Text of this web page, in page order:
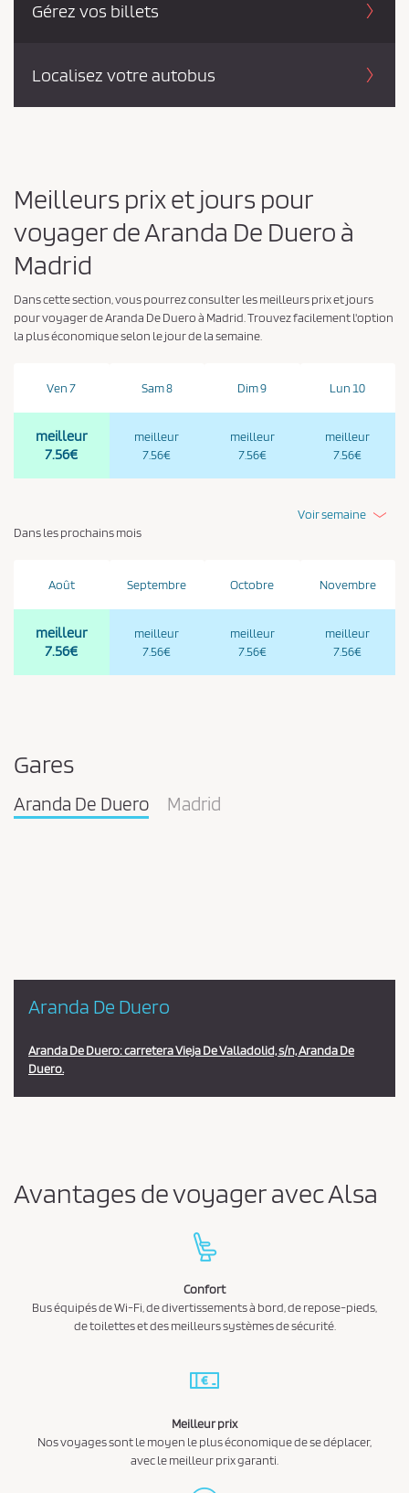
Gérez vos billets
Localisez votre autobus
Meilleurs prix et jours pour
voyager de Aranda De Duero à
Madrid
Dans cette section, vous pourrez consulter les meilleurs prix et jours
pour voyager de Aranda De Duero à Madrid. Trouvez facilement l'option
la plus économique selon le jour de la semaine.
Ven 7
meilleur
7.56€
Sam 8
meilleur
7.56€
Dim 9
meilleur
7.56€
Lun 10
meilleur
7.56€
Voir semaine
Dans les prochains mois
Août
meilleur
7.56€
Septembre
meilleur
7.56€
Octobre
meilleur
7.56€
Novembre
meilleur
7.56€
Gares
Aranda De Duero Madrid
Aranda De Duero
Aranda De Duero: carretera Vieja De Valladolid, s/n, Aranda De
Duero.
Avantages de voyager avec Alsa
Confort
Bus équipés de Wi-Fi, de divertissements à bord, de repose-pieds,
de toilettes et des meilleurs systèmes de sécurité.
Meilleur prix
Nos voyages sont le moyen le plus économique de se déplacer,
avec le meilleur prix garanti.